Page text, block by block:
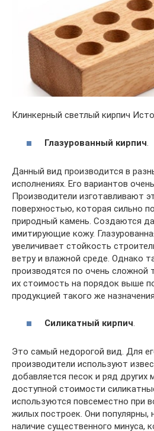
Клинкерный светлый кирпич
Глазурованный кирпич.
Данный вид производится в
исполнениях. Его вариантов
Производители изготавливают
поверхностью, которая сильно
природный камень. Создаются
имитирующие кожу.
увеличивает стойкость
ветру и влажной среде. Однако
производятся по очень сложной
их стоимость на порядок выше
продукцией такого же
Силикатный кирпич.
Это самый недорогой вид. Для
производители используют
добавляется песок и ряд других
доступной стоимости
используются повсеместно при
жилых построек. Они популярны,
наличие существенного минуса,